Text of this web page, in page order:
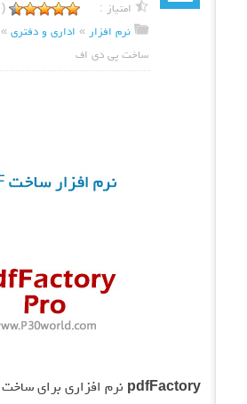
امتیاز : (
نرم افزار » اداری و دفتری»
ساخت پی دی اف
pdfFactory